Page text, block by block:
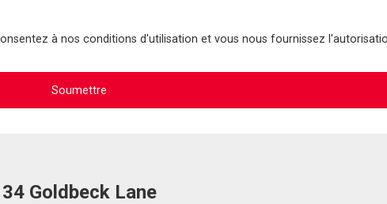
à nos conditions d'utilisation et vous nous fournissez
Goldbeck Lane